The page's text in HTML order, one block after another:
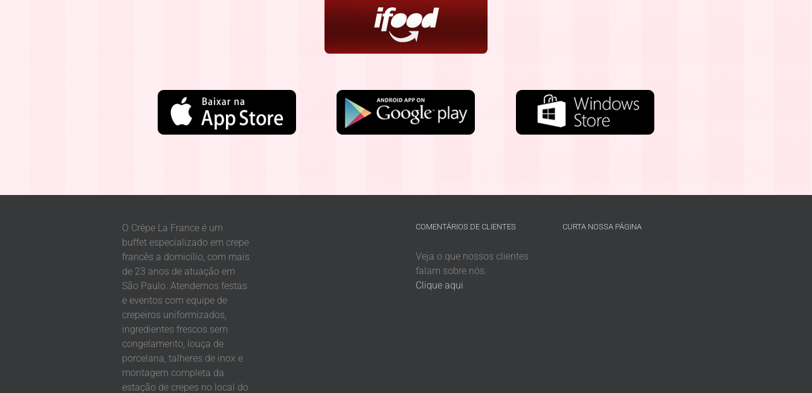
O Crêpe La France é um
buffet especializado em crepe
francês a domicílio, com mais
de 23 anos de atuação em
São Paulo. Atendemos festas
e eventos com equipe de
crepeiros uniformizados,
ingredientes frescos sem
congelamento, louça de
porcelana, talheres de inox e
montagem completa da
estação de crepes no local do
COMENTÁRIOS DE CLIENTES
Veja o que nossos clientes
falam sobre nós.
Clique aqui
CURTA NOSSA PÁGINA